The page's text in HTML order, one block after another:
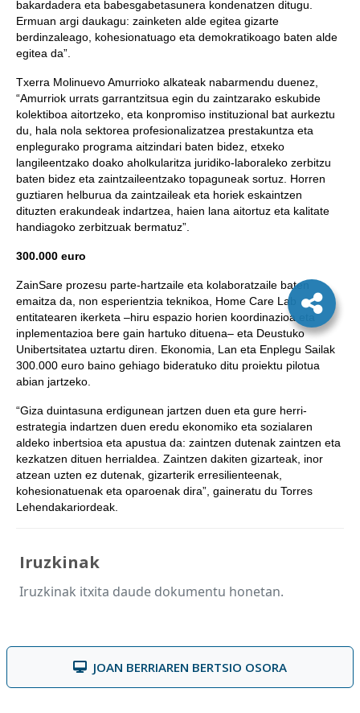
bakardadera eta babesgabetasunera kondenatzen ditugu.
Ermuan argi daukagu: zainketen alde egitea gizarte
berdinzaleago, kohesionatuago eta demokratikoago baten alde
egitea da”.
Txerra Molinuevo Amurrioko alkateak nabarmendu duenez,
“Amurriok urrats garrantzitsua egin du zaintzarako eskubide
kolektiboa aitortzeko, eta konpromiso instituzional bat aurkeztu
du, hala nola sektorea profesionalizatzea prestakuntza eta
enplegurako programa aitzindari baten bidez, etxeko
langileentzako doako aholkularitza juridiko-laboraleko zerbitzu
baten bidez eta zaintzaileentzako topaguneak sortuz. Horren
guztiaren helburua da zaintzaileak eta horiek eskaintzen
dituzten erakundeak indartzea, haien lana aitortuz eta kalitate
handiagoko zerbitzuak bermatuz”.
300.000 euro
ZainSare prozesu parte-hartzaile eta kolaboratzaile baten
emaitza da, non esperientzia teknikoa, Home Care Lab
entitatearen ikerketa –hiru espazio horien koordinazioa eta
inplementazioa bere gain hartuko dituena– eta Deustuko
Unibertsitatea uztartu diren. Ekonomia, Lan eta Enplegu Sailak
300.000 euro baino gehiago bideratuko ditu proiektu pilotua
abian jartzeko.
“Giza duintasuna erdigunean jartzen duen eta gure herri-
estrategia indartzen duen eredu ekonomiko eta sozialaren
aldeko inbertsioa eta apustua da: zaintzen dutenak zaintzen eta
kezkatzen dituen herrialdea. Zaintzen dakiten gizarteak, inor
atzean uzten ez dutenak, gizarterik erresilienteenak,
kohesionatuenak eta oparoenak dira”, gaineratu du Torres
Lehendakariordeak.
Iruzkinak
Iruzkinak itxita daude dokumentu honetan.
JOAN BERRIAREN BERTSIO OSORA